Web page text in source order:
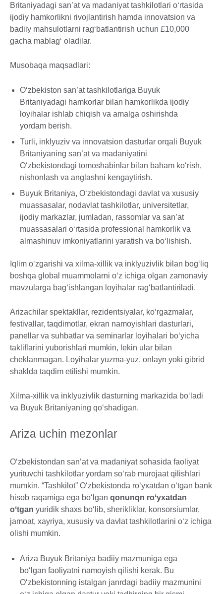
Britaniyadagi san’at va madaniyat tashkilotlari o‘rtasida
ijodiy hamkorlikni rivojlantirish hamda innovatsion va
badiiy mahsulotlarni rag‘batlantirish uchun £10,000
gacha mablag‘ oladilar.
Musobaqa maqsadlari:
O‘zbekiston san’at tashkilotlariga Buyuk
Britaniyadagi hamkorlar bilan hamkorlikda ijodiy
loyihalar ishlab chiqish va amalga oshirishda
yordam berish.
Turli, inklyuziv va innovatsion dasturlar orqali Buyuk
Britaniyaning san’at va madaniyatini
O‘zbekistondagi tomoshabinlar bilan baham ko‘rish,
nishonlash va anglashni kengaytirish.
Buyuk Britaniya, O‘zbekistondagi davlat va xususiy
muassasalar, nodavlat tashkilotlar, universitetlar,
ijodiy markazlar, jumladan, rassomlar va san’at
muassasalari o‘rtasida professional hamkorlik va
almashinuv imkoniyatlarini yaratish va bo‘lishish.
Iqlim o‘zgarishi va xilma-xillik va inklyuzivlik bilan bog‘liq
boshqa global muammolarni o‘z ichiga olgan zamonaviy
mavzularga bag‘ishlangan loyihalar rag‘batlantiriladi.
Arizachilar spektakllar, rezidentsiyalar, ko‘rgazmalar,
festivallar, taqdimotlar, ekran namoyishlari dasturlari,
panellar va suhbatlar va seminarlar loyihalari bo‘yicha
takliflarini yuborishlari mumkin, lekin ular bilan
cheklanmagan. Loyihalar yuzma-yuz, onlayn yoki gibrid
shaklda taqdim etilishi mumkin.
Xilma-xillik va inklyuzivlik dasturning markazida bo‘ladi
va Buyuk Britaniyaning qo‘shadigan.
Ariza uchin mezonlar
O‘zbekistondan san’at va madaniyat sohasida faoliyat
yurituvchi tashkilotlar yordam so‘rab murojaat qilishlari
mumkin. “Tashkilot” Oʻzbekistonda roʻyxatdan oʻtgan bank
hisob raqamiga ega boʻlgan qonunqn roʻyxatdan
oʻtgan yuridik shaxs boʻlib, sherikliklar, konsorsiumlar,
jamoat, xayriya, xususiy va davlat tashkilotlarini oʻz ichiga
olishi mumkin.
Ariza Buyuk Britaniya badiiy mazmuniga ega
bo‘lgan faoliyatni namoyish qilishi kerak. Bu
Oʻzbekistonning istalgan janrdagi badiiy mazmunini